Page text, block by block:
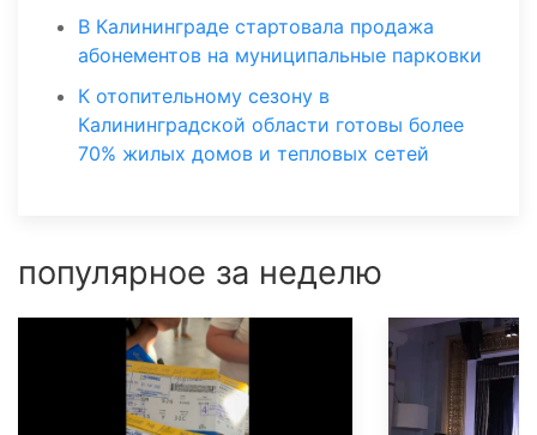
В Калининграде стартовала продажа
абонементов на муниципальные парковки
К отопительному сезону в
Калининградской области готовы более
70% жилых домов и тепловых сетей
популярное за неделю